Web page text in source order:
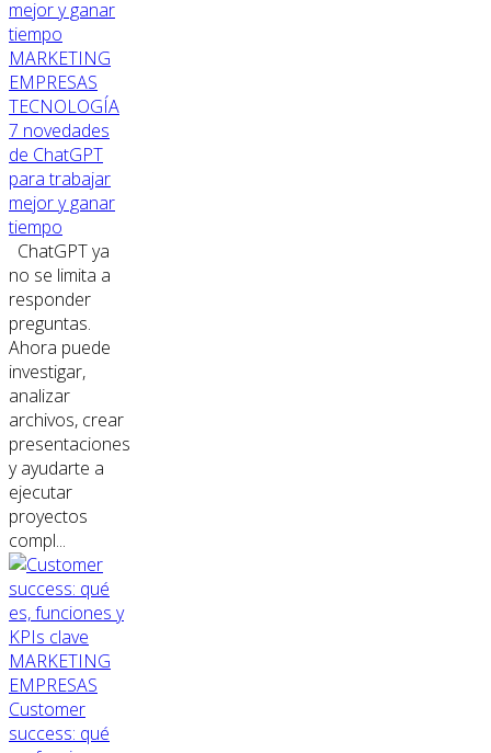
MARKETING
EMPRESAS
TECNOLOGÍA
7 novedades
de ChatGPT
para trabajar
mejor y ganar
tiempo
ChatGPT ya
no se limita a
responder
preguntas.
Ahora puede
investigar,
analizar
archivos, crear
presentaciones
y ayudarte a
ejecutar
proyectos
compl...
MARKETING
EMPRESAS
Customer
success: qué